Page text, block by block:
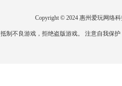
Copyright © 2024 惠州爱玩网络
抵制不良游戏，拒绝盗版游戏。 注意自我保